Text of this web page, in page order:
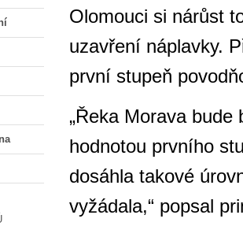
Olomouci si nárůst
uzavření náplavky.
první stupeň
„Řeka Morava
hodnotou prvního
dosáhla takové
vyžádala,“ popsal